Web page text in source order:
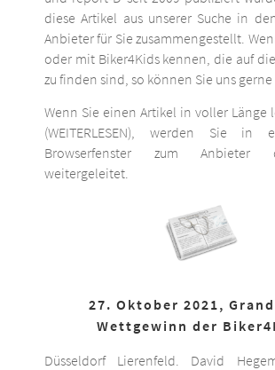
diese Artikel aus unserer Suche in
Anbieter für Sie zusammengestellt.
oder mit Biker4Kids kennen, die auf
zu finden sind, so können Sie uns
Wenn Sie einen Artikel in voller Länge
(WEITERLESEN), werden Sie in
Browserfenster zum Anbieter
weitergeleitet.
27. Oktober 2021,
Wettgewinn der
Düsseldorf Lierenfeld. David